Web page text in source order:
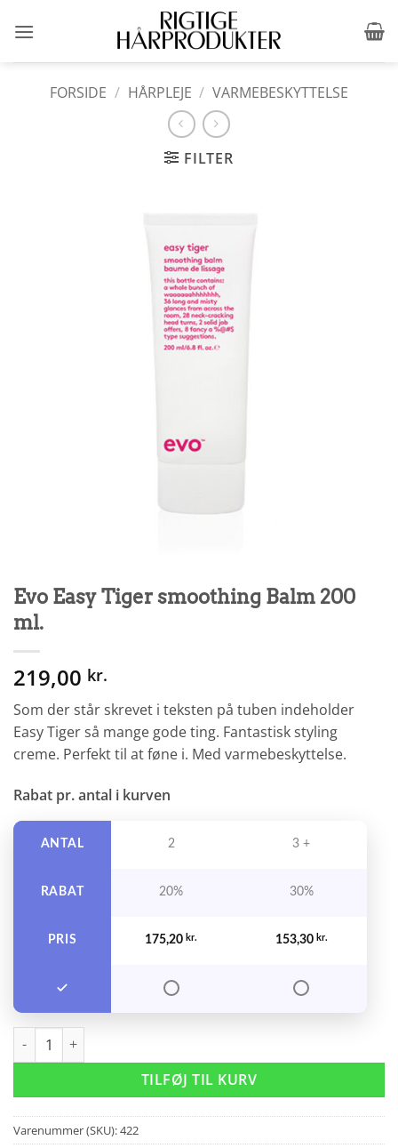
FORSIDE / HÅRPLEJE / VARMEBESKYTTELSE
FILTER
Evo Easy Tiger smoothing Balm 200
ml.
219,00 kr.
Som der står skrevet i teksten på tuben indeholder
Easy Tiger så mange gode ting. Fantastisk styling
creme. Perfekt til at føne i. Med varmebeskyttelse.
Rabat pr. antal i kurven
ANTAL
RABAT
PRIS
2 3 +
20% 30%
175,20 kr. 153,30 kr.
Evo Easy Tiger smoothing Balm 200 ml. antal
TILFØJ TIL KURV
Varenummer (SKU):422